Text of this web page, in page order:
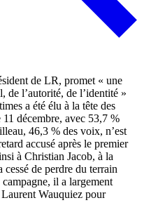
a été élu à la tête des
décembre, avec 53,7 %
46,3 % des voix, n’est
accusé après le premier
à Christian Jacob, à la
de perdre du terrain
il a largement
Wauquiez pour